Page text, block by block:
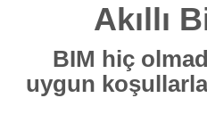
Akıllı
BIM hiç
uygun